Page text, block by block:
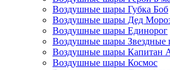
Воздушные шары Губка Боб
Воздушные шары Дед
Воздушные шары Единорог
Воздушные шары Звездные
Воздушные шары Капитан
Воздушные шары Космос